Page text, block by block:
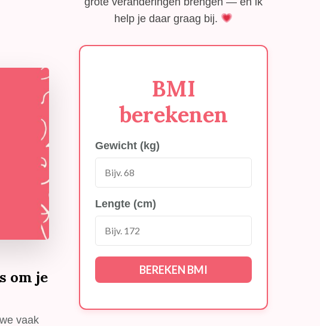
om je
vaak
help je daar graag bij.
BMI
berekenen
Gewicht (kg)
Lengte (cm)
BEREKEN BMI